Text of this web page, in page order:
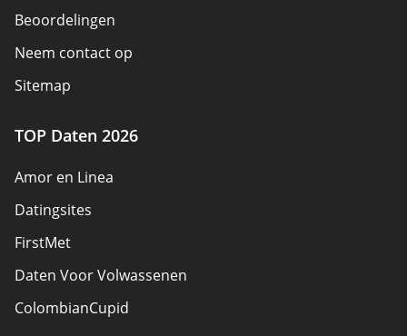
Beoordelingen
Neem contact op
Sitemap
TOP Daten 2026
Amor en Linea
Datingsites
FirstMet
Daten Voor Volwassenen
ColombianCupid